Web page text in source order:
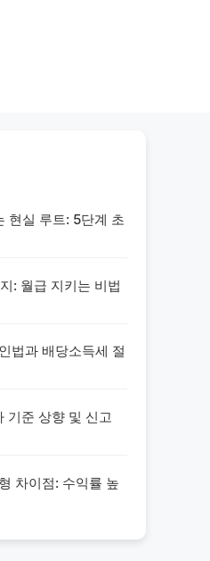
현실 루트: 5단계 초
: 월급 지키는 비법
법과 배당소득세 절
기준 상향 및 신고
차이점: 수익률 높